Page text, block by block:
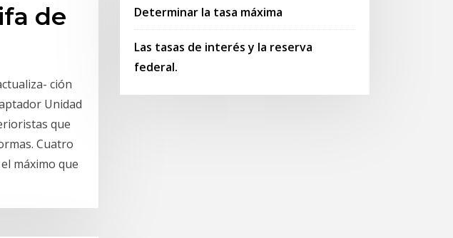
de
ción
Unidad
que
Cuatro
máximo que
Determinar la tasa máxima
Las tasas de interés y la reserva
federal.